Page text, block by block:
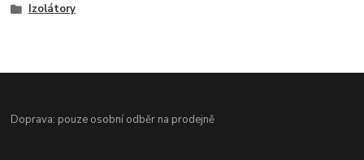
Izolátory
Doprava: pouze osobní odběr na prodejně